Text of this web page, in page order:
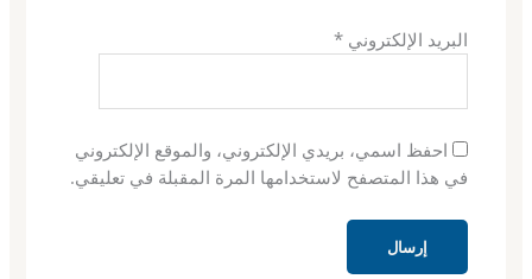
البريد الإلكتروني *
احفظ اسمي، بريدي الإلكتروني، والموقع الإلكتروني
في هذا المتصفح لاستخدامها المرة المقبلة في تعليقي.